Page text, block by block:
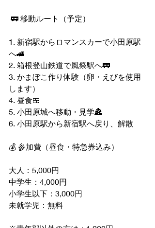
🚃 移動ルート（予定）
1. 新宿駅からロマンスカーで小田原駅
へ🚄
2. 箱根登山鉄道で風祭駅へ🚃
3. かまぼこ作り体験（卵・えびを使用
します）
4. 昼食🍱
5. 小田原城へ移動・見学🏯
6. 小田原駅から新宿駅へ戻り、解散
💰 参加費（昼食・特急券込み）
大人：5,000円
中学生：4,000円
小学生以下：3,000円
未就学児：無料